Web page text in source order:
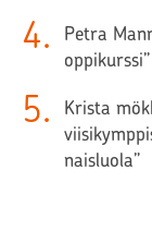
4.
Petra
oppikurssi”
5.
Krista
naisluola”